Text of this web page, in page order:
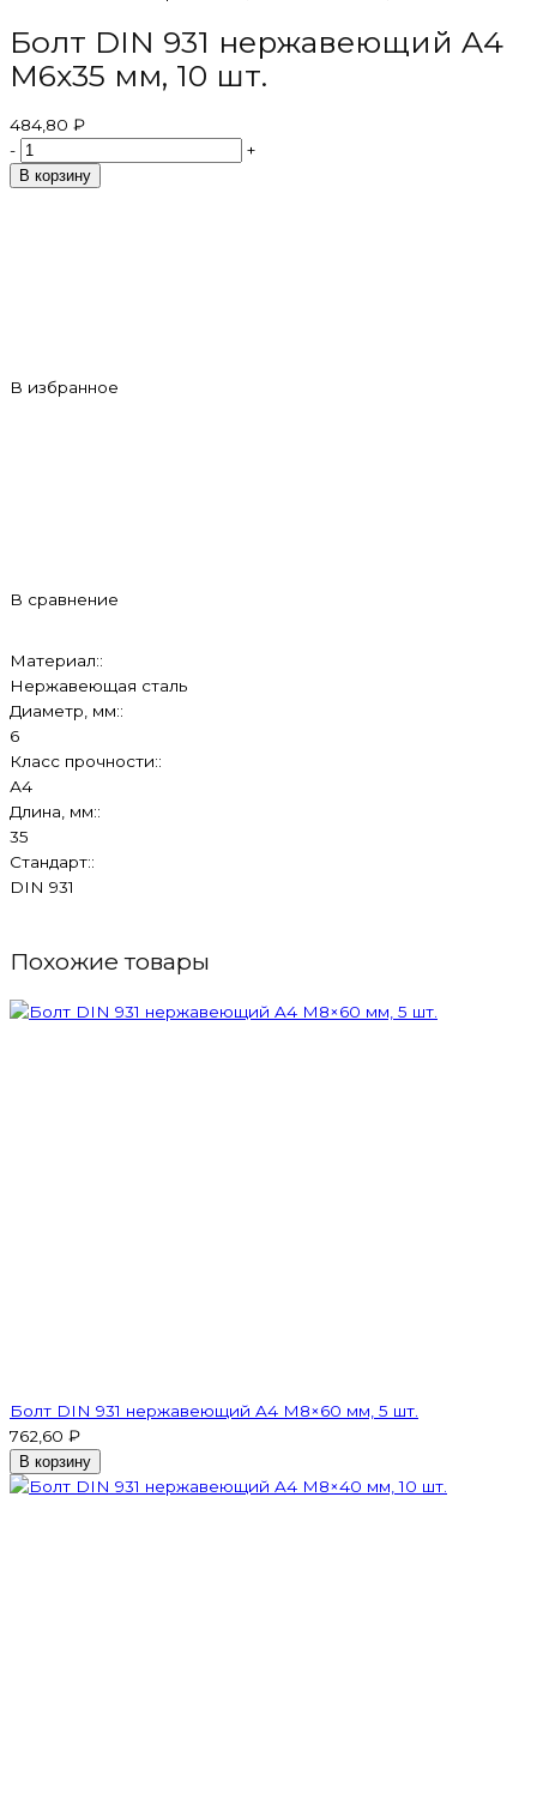
Болт DIN 931 нержавеющий A4
М6x35 мм, 10 шт.
484,80 ₽
-
+
В корзину
В избранное
В сравнение
Материал::
Нержавеющая сталь
Диаметр, мм::
6
Класс прочности::
А4
Длина, мм::
35
Стандарт::
DIN 931
Похожие товары
Болт DIN 931 нержавеющий A4 М8×60 мм, 5 шт.
762,60 ₽
В корзину